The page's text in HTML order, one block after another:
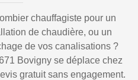
chauffagiste pour un
de chaudière, ou un
de vos canalisations ?
Bovigny se déplace chez
gratuit sans engagement.